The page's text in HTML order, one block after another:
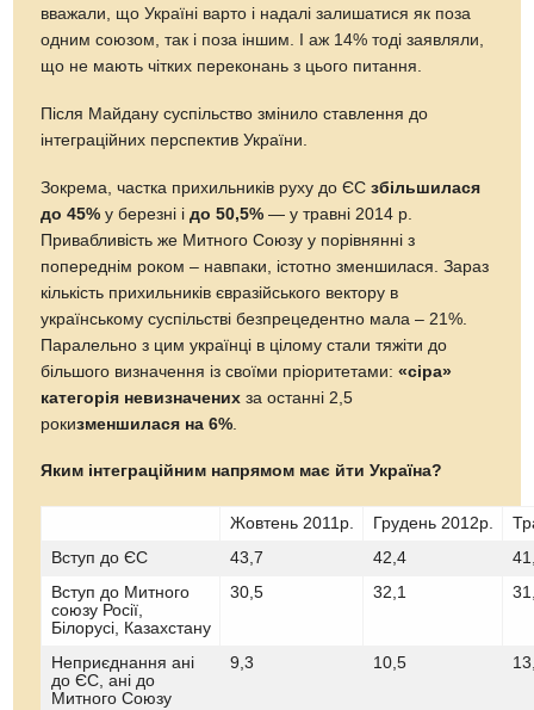
вважали, що Україні варто і надалі залишатися як поза
одним союзом, так і поза іншим. І аж 14% тоді заявляли,
що не мають чітких переконань з цього питання.
Після Майдану суспільство змінило ставлення до
інтеграційних перспектив України.
Зокрема, частка прихильників руху до ЄСзбільшилася
до 45% у березні ідо 50,5%— у травні 2014 р.
Привабливість же Митного Союзу у порівнянні з
попереднім роком – навпаки, істотно зменшилася. Зараз
кількість прихильників євразійського вектору в
українському суспільстві безпрецедентно мала – 21%.
Паралельно з цим українці в цілому стали тяжіти до
більшого визначення із своїми пріоритетами:«сіра»
категорія невизначених за останні 2,5
рокизменшилася на 6%
Яким інтеграційним напрямом має йти Україна?
Жовтень 2011р. Грудень 2012р.
Вступ до ЄС
43,7 42,4
Вступ до Митного
союзу Росії,
Білорусі, Казахстану
30,5 32,1
Неприєднання ані
до ЄС, ані до
Митного Союзу
9,3 10,5